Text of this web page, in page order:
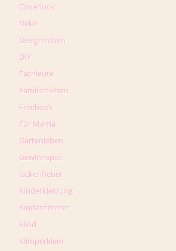
Coverlock
Deko
Designnähen
DIY
Fachleute
Familienleben
Freebook
Für Mama
Gartenleben
Gewinnspiel
Jackenfieber
Kinderkleidung
Kinderzimmer
Kleid
Klimperklein